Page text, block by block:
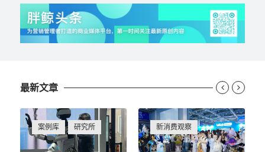
最新文章
案例库 研究所 新消费观察
 